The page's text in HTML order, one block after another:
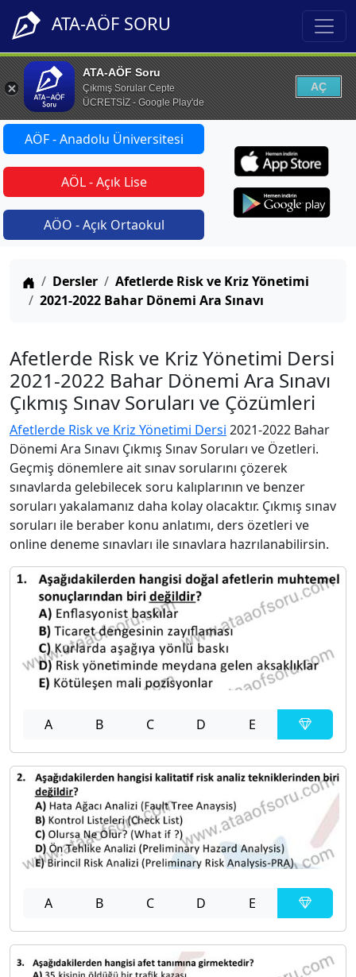
ATA-AÖF SORU
ATA-AÖF Soru
Çıkmış Sorular Cepte
ÜCRETSİZ - Google Play'de
AÇ
AÖF - Anadolu Üniversitesi
AÖL - Açık Lise
AÖO - Açık Ortaokul
Anasayfa
Dersler
Afetlerde Risk ve Kriz Yönetimi
2021-2022 Bahar Dönemi Ara Sınavı
Afetlerde Risk ve Kriz Yönetimi Dersi
2021-2022 Bahar Dönemi Ara Sınavı
Çıkmış Sınav Soruları ve Çözümleri
Afetlerde Risk ve Kriz Yönetimi Dersi 2021-2022 Bahar
Dönemi Ara Sınavı Çıkmış Sınav Soruları ve Özetleri.
Geçmiş dönemlere ait sınav sorularını çözerek
sınavlarda gelebilecek soru kalıplarının ve benzer
soruları yakalamanız daha kolay olacaktır. Çıkmış sınav
soruları ile beraber konu anlatımı, ders özetleri ve
online deneme sınavları ile sınavlara hazrılanabilirsin.
A B C D E
A B C D E